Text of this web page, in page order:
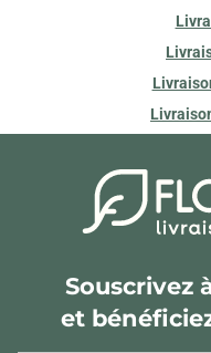
Souscrivez
et